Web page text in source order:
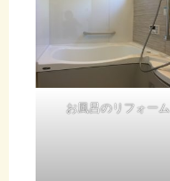
お風呂のリフォーム